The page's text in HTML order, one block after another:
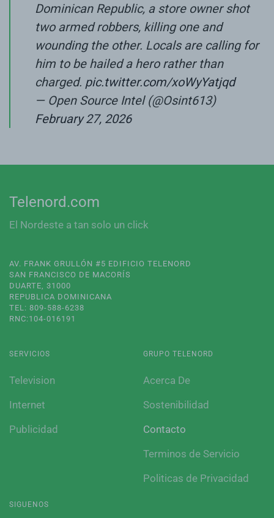
Dominican Republic, a store owner shot
two armed robbers, killing one and
wounding the other. Locals are calling for
him to be hailed a hero rather than
charged. pic.twitter.com/xoWyYatjqd
— Open Source Intel (@Osint613)
February 27, 2026
Telenord.com
El Nordeste a tan solo un click
AV. FRANK GRULLÓN #5 EDIFICIO TELENORD
SAN FRANCISCO DE MACORÍS
DUARTE, 31000
REPUBLICA DOMINICANA
TEL: 809-588-6238
RNC:104-016191
SERVICIOS
Television
Internet
Publicidad
GRUPO TELENORD
Acerca De
Sostenibilidad
Contacto
Terminos de Servicio
Politicas de Privacidad
SIGUENOS